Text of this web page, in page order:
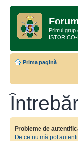
Primul grup
ISTORICO-
Prima pagină
Probleme de
De ce nu mă pot